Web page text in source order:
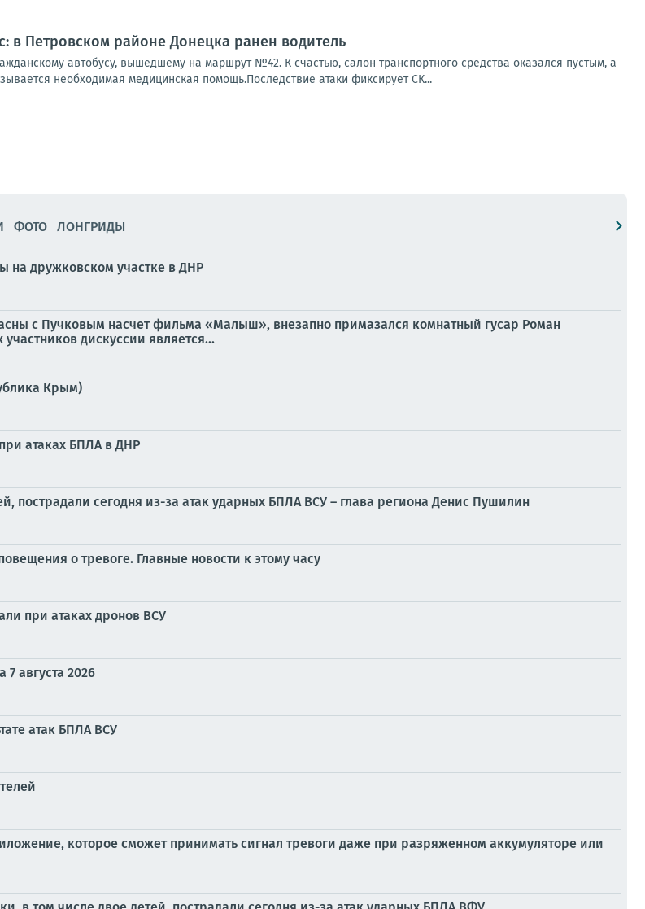
в Петровском районе Донецка ранен водитель
автобусу, вышедшему на маршрут №42. К счастью, салон транспортного средства оказался пустым, а
необходимая медицинская помощь.Последствие атаки фиксирует СК...
ФОТО ЛОНГРИДЫ
на дружковском участке в ДНР
с Пучковым насчет фильма «Малыш», внезапно примазался комнатный гусар Роман
дискуссии является...
Крым)
атаках БПЛА в ДНР
пострадали сегодня из-за атак ударных БПЛА ВСУ – глава региона Денис Пушилин
о тревоге. Главные новости к этому часу
при атаках дронов ВСУ
августа 2026
атак БПЛА ВСУ
которое сможет принимать сигнал тревоги даже при разряженном аккумуляторе или